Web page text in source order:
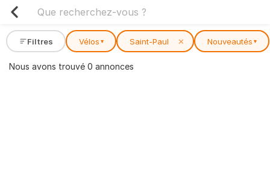
Filtres Vélos ▾ Saint-Paul ✕ Nouveautés ▾
Nous avons trouvé 0 annonces